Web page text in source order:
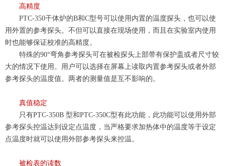
高精度
PTC-350干体炉的B和C型号可以使用内置的温度探头，也可以使
用外置的参考探头。不但可以直接在现场使用，而且在实验室内使用
时也能够保证校准的高精度。
特殊的90°弯角参考探头可在被检探头上部带有保护盖或者尺寸较
大的情况下使用。用户可以选择在屏幕上读取内置参考探头或者外部
参考探头的温度值。两者的测量值是互不影响的。
真值稳定
只有PTC-350B 型和PTC-350C型有此功能 ， 此功能可以使用外部
参考探头控温达到设定点温度， 当严格要求加热体中的温度等于设定
点温度时就可以使用外部参考探头来控温。
被检表的读数